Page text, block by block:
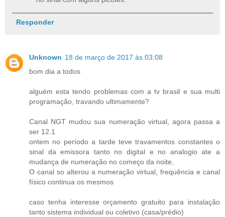
Responder
Unknown 18 de março de 2017 às 03:08
bom dia a todos
alguém esta tendo problemas com a tv brasil e sua multi
programação, travando ultimamente?
Canal NGT mudou sua numeração virtual, agora passa a
ser 12.1
ontem no período a tarde teve travamentos constantes o
sinal da emissora tanto no digital e no analogio ate a
mudança de numeração no começo da noite,
O canal so alterou a numeração virtual, frequência e canal
físico continua os mesmos
caso tenha interesse orçamento gratuito para instalação
tanto sistema individual ou coletivo (casa/prédio)